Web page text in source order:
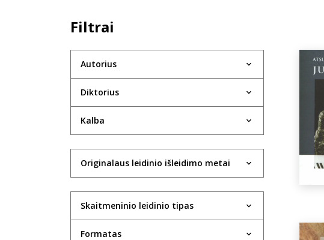
Filtrai
Autorius
Diktorius
Kalba
Originalaus leidinio išleidimo metai
Skaitmeninio leidinio tipas
Formatas